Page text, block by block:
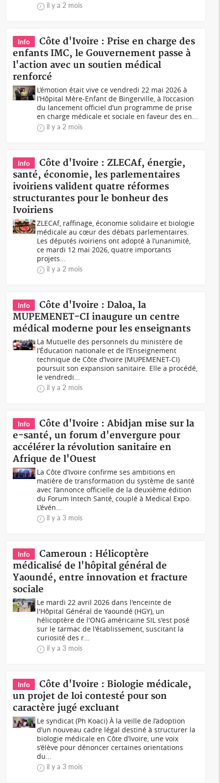
il y a 2 mois
Info
Côte d'Ivoire : Prise en charge des
enfants IMC, le Gouvernement passe à
l'action avec un soutien médical
renforcé
L’émotion était vive ce vendredi 22 mai 2026 à
l’Hôpital Mère-Enfant de Bingerville, à l’occasion
du lancement officiel d’un programme de prise
en charge médicale et sociale en faveur des en...
il y a 2 mois
Info
Côte d'Ivoire : ZLECAf, énergie,
santé, économie, les parlementaires
ivoiriens valident quatre réformes
structurantes pour le bonheur des
Ivoiriens
ZLECAf, raffinage, économie solidaire et biologie
médicale au cœur des débats parlementaires.
Les députés ivoiriens ont adopté à l’unanimité,
ce mardi 12 mai 2026, quatre importants
projets...
il y a 2 mois
Info
Côte d'Ivoire : Daloa, la
MUPEMENET-CI inaugure un centre
médical moderne pour les enseignants
La Mutuelle des personnels du ministère de
l’Éducation nationale et de l’Enseignement
technique de Côte d’Ivoire (MUPEMENET-CI)
poursuit son expansion sanitaire. Elle a procédé,
le vendredi...
il y a 2 mois
Info
Côte d'Ivoire : Abidjan mise sur la
e-santé, un forum d'envergure pour
accélérer la révolution sanitaire en
Afrique de l'Ouest
La Côte d’Ivoire confirme ses ambitions en
matière de transformation du système de santé
avec l’annonce officielle de la deuxième édition
du Forum Intech Santé, couplé à Medical Expo.
L’évén...
il y a 3 mois
Info
Cameroun : Hélicoptère
médicalisé de l'hôpital général de
Yaoundé, entre innovation et fracture
sociale
Le mardi 22 avril 2026 dans l'enceinte de
l'Hôpital Général de Yaoundé (HGY), un
hélicoptère de l'ONG américaine SIL s'est posé
sur le tarmac de l'établissement, suscitant la
curiosité des r...
il y a 3 mois
Info
Côte d'Ivoire : Biologie médicale,
un projet de loi contesté pour son
caractère jugé excluant
Le syndicat (Ph Koaci) À la veille de l’adoption
d’un nouveau cadre légal destiné à structurer la
biologie médicale en Côte d’Ivoire, une voix
s’élève pour dénoncer certaines orientations
du...
il y a 3 mois